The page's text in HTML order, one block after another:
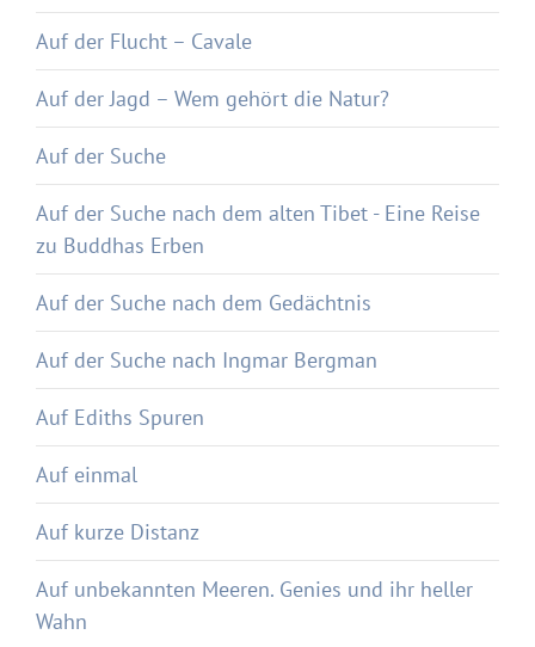
Auf der Flucht – Cavale
Auf der Jagd – Wem gehört die Natur?
Auf der Suche
Auf der Suche nach dem alten Tibet - Eine Reise
zu Buddhas Erben
Auf der Suche nach dem Gedächtnis
Auf der Suche nach Ingmar Bergman
Auf Ediths Spuren
Auf einmal
Auf kurze Distanz
Auf unbekannten Meeren. Genies und ihr heller
Wahn